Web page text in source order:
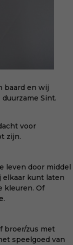
baard en wij
Sint.
voor
zijn.
leven door middel
elkaar kunt laten
kleuren. Of
broer/zus met
speelgoed van